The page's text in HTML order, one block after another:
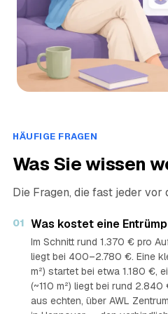
RÄ
u. Steinbreite 21, 30455
RÜ
Rümpelfrei
Enthorststraße 1, 30539
SB
Sarstedter Str. 20,
SH
Uhlhornstraße 12,
UH
HÄUFIGE FRAGEN
Was Sie wissen
Die Fragen, die fast jeder
01 Was kostet eine
Im Schnitt rund 1.370 € pro
liegt bei 400–2.780 €. Eine
m²) startet bei etwa 1.180 €,
(~110 m²) liegt bei rund
aus echten, über AWL